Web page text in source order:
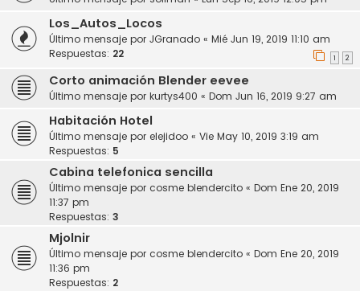
Los_Autos_Locos
Último mensaje por JGranado « Mié Jun 19, 2019 11:10 am
Respuestas: 22 1 2
Corto animación Blender eevee
Último mensaje por kurtys400 « Dom Jun 16, 2019 9:27 am
Habitación Hotel
Último mensaje por elejidoo « Vie May 10, 2019 3:19 am
Respuestas: 5
Cabina telefonica sencilla
Último mensaje por cosme blendercito « Dom Ene 20, 2019
11:37 pm
Respuestas: 3
Mjolnir
Último mensaje por cosme blendercito « Dom Ene 20, 2019
11:36 pm
Respuestas: 2